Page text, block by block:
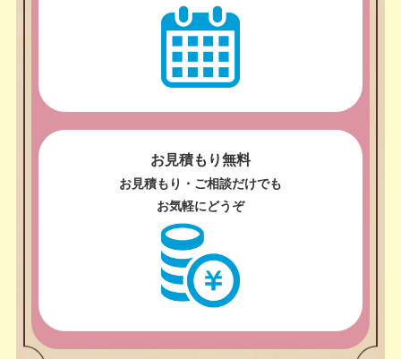
お見積もり無料
お見積もり・ご相談だけでも
お気軽にどうぞ